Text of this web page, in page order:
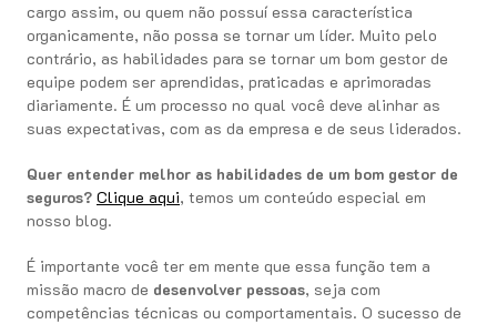
cargo assim, ou quem não possuí essa característica
organicamente, não possa se tornar um líder. Muito pelo
contrário, as habilidades para se tornar um bom gestor de
equipe podem ser aprendidas, praticadas e aprimoradas
diariamente. É um processo no qual você deve alinhar as
suas expectativas, com as da empresa e de seus liderados.
Quer entender melhor as habilidades de um bom gestor de
seguros? Clique aqui, temos um conteúdo especial em
nosso blog.
É importante você ter em mente que essa função tem a
missão macro de desenvolver pessoas, seja com
competências técnicas ou comportamentais. O sucesso de